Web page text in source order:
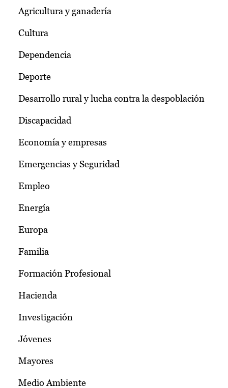
Agricultura y ganadería
Cultura
Dependencia
Deporte
Desarrollo rural y lucha contra la despoblación
Discapacidad
Economía y empresas
Emergencias y Seguridad
Empleo
Energía
Europa
Familia
Formación Profesional
Hacienda
Investigación
Jóvenes
Mayores
Medio Ambiente